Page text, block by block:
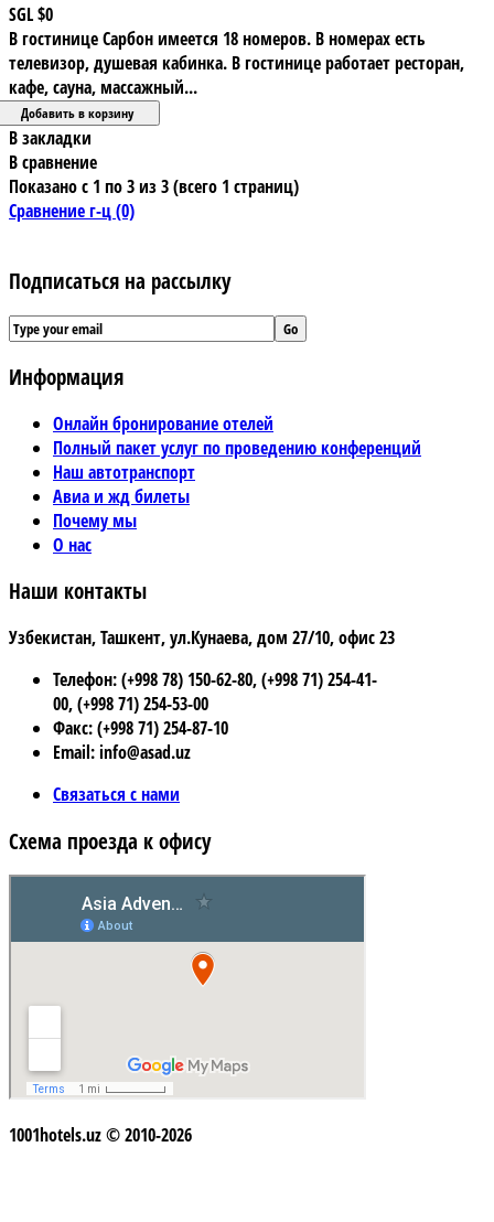
SGL$0
В гостинице Сарбон имеется 18 номеров. В номерах есть
телевизор, душевая кабинка. В гостинице работает ресторан,
кафе, сауна, массажный...
В закладки
В сравнение
Показано с 1 по 3 из 3 (всего 1 страниц)
Сравнение г-ц (0)
Подписаться на рассылку
Информация
Онлайн бронирование отелей
Полный пакет услуг по проведению конференций
Наш автотранспорт
Авиа и жд билеты
Почему мы
О нас
Наши контакты
Узбекистан, Ташкент, ул.Кунаева, дом 27/10, офис 23
Телефон: (+998 78) 150-62-80, (+998 71) 254-41-
00, (+998 71) 254-53-00
Факс: (+998 71) 254-87-10
Email: info@asad.uz
Связаться с нами
Схема проезда к офису
1001hotels.uz © 2010-2026